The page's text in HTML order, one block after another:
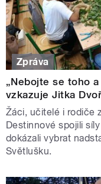
Zpráva
„Nebojte se toho
vzkazuje Jitka
Žáci, učitelé i rodiče
Destinnové spojili
dokázali vybrat
Světlušku.